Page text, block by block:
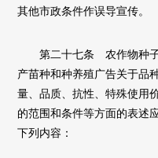
其他市政条件作误导宣传。
第二十七条 农作物种子
产苗种和种养殖广告关于品
量、品质、抗性、特殊使用
的范围和条件等方面的表述
下列内容：